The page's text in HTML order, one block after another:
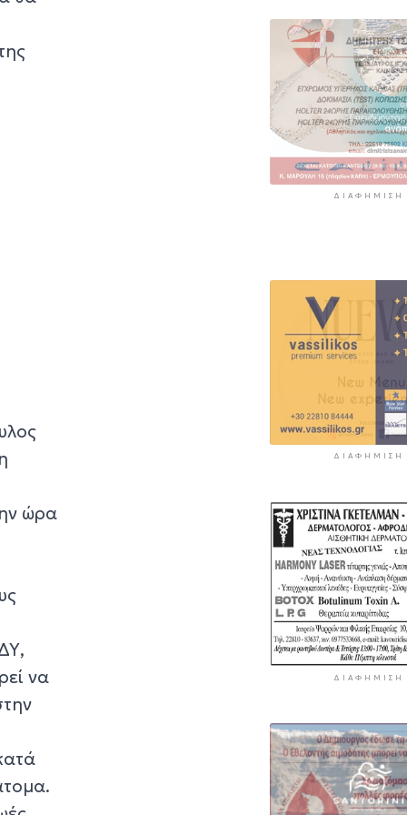
ώρα
να
ΔΙΑΦΉΜΙΣΗ
ΔΙΑΦΉΜΙΣΗ
ΔΙΑΦΉΜΙΣΗ